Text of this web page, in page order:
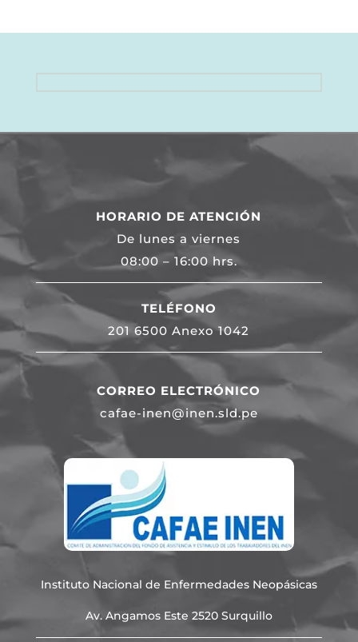
HORARIO DE ATENCIÓN
De lunes a viernes
08:00 – 16:00 hrs.
TELÉFONO
201 6500 Anexo 1042
CORREO ELECTRÓNICO
cafae-inen@inen.sld.pe
Instituto Nacional de Enfermedades Neopásicas
Av. Angamos Este 2520 Surquillo